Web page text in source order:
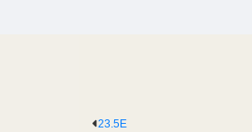
23.5E